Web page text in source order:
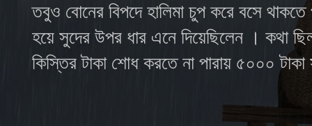
তবুও বোনের বিপদে হালিমা চুপ করে বসে থাকতে
হয়ে সুদের উপর ধার এনে দিয়েছিলেন । কথা
কিস্তির টাকা শোধ করতে না পারায় ৫০০০